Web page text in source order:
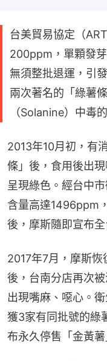
台美貿易協定（
200ppm，單顆發
無須整批退運，引
兩次著名的「綠薯
（Solanine）中毒
2013年10月初，有
條」後，食用後出
呈現綠色。經台中
含量高達1496ppm
後，摩斯隨即宣布全
2017年7月，摩斯恢
後，台南分店再次
出現嘴麻、噁心。
獲3家有同批號的綠
布永久停售「金黃薯